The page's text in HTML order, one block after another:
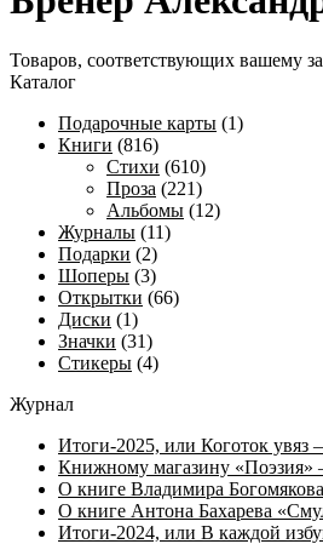
Товаров, соответствующих вашему
Каталог
Подарочные карты (1)
Книги (816)
Стихи (610)
Проза (221)
Альбомы (12)
Журналы (11)
Подарки (2)
Шоперы (3)
Открытки (66)
Диски (1)
Значки (31)
Стикеры (4)
Журнал
Итоги-2025, или Коготок увяз
Книжному магазину «Поэзия»
О книге Владимира
О книге Антона Бахарева
Итоги-2024, или В каждой